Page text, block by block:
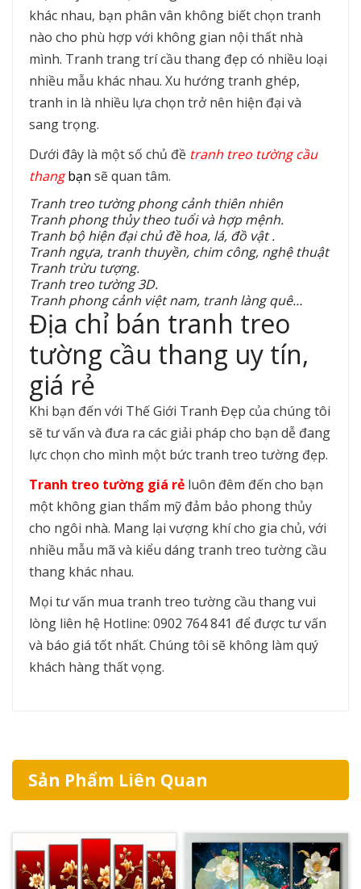
khác nhau, bạn phân vân không biết chọn tranh
nào cho phù hợp với không gian nội thất nhà
mình. Tranh trang trí cầu thang đẹp có nhiều loại
nhiều mẫu khác nhau. Xu hướng tranh ghép,
tranh in là nhiều lựa chọn trở nên hiện đại và
sang trọng.
Dưới đây là một số chủ đề tranh treo tường cầu
thang bạn sẽ quan tâm.
Tranh treo tường phong cảnh thiên nhiên
Tranh phong thủy theo tuổi và hợp mệnh.
Tranh bộ hiện đại chủ đề hoa, lá, đồ vật .
Tranh ngựa, tranh thuyền, chim công, nghệ thuật
Tranh trừu tượng.
Tranh treo tường 3D.
Tranh phong cảnh việt nam, tranh làng quê…
Địa chỉ bán tranh treo
tường cầu thang uy tín,
giá rẻ
Khi bạn đến với Thế Giới Tranh Đẹp của chúng tôi
sẽ tư vấn và đưa ra các giải pháp cho bạn dễ đang
lực chọn cho mình một bức tranh treo tường đẹp.
Tranh treo tường giá rẻ luôn đêm đến cho bạn
một không gian thẩm mỹ đảm bảo phong thủy
cho ngôi nhà. Mang lại vượng khí cho gia chủ, với
nhiều mẫu mã và kiểu dáng tranh treo tường cầu
thang khác nhau.
Mọi tư vấn mua tranh treo tường cầu thang vui
lòng liên hệ Hotline: 0902 764 841 để được tư vấn
và báo giá tốt nhất. Chúng tôi sẽ không làm quý
khách hàng thất vọng.
Sản Phẩm Liên Quan